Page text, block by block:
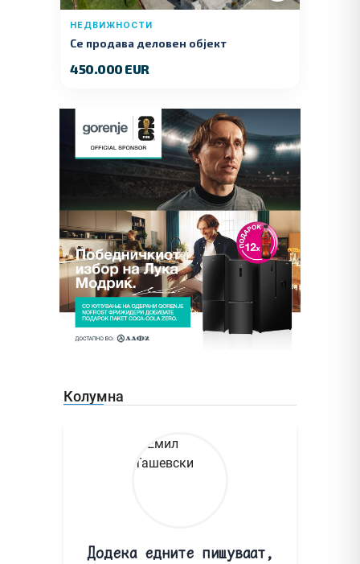
НЕДВИЖНОСТИ
Се продава деловен објект
450.000 EUR
Колумна
Додека едните пишуваат,